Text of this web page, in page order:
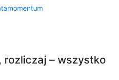
rozliczaj – wszystko